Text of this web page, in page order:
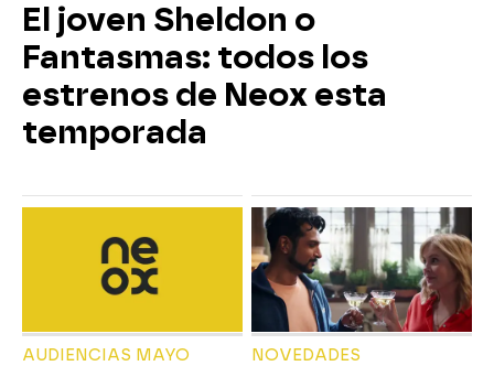
El joven Sheldon o
Fantasmas: todos los
estrenos de Neox esta
temporada
AUDIENCIAS MAYO NOVEDADES